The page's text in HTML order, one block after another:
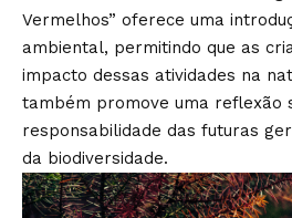
Vermelhos” oferece uma
ambiental, permitindo que as
impacto dessas atividades na
também promove uma reflexão
responsabilidade das futuras
da biodiversidade.